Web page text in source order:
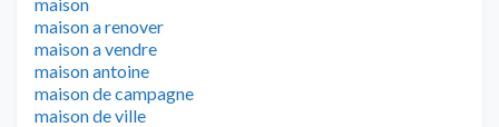
maison a renover
maison a vendre
maison antoine
maison de campagne
maison de ville